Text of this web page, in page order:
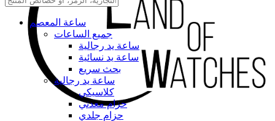
ساعة المعصم
جميع الساعات
ساعة يد رجالية
ساعة يد نسائية
بحث سريع
ساعة يد رجالية
كلاسيكي
حزام معدني
حزام جلدي